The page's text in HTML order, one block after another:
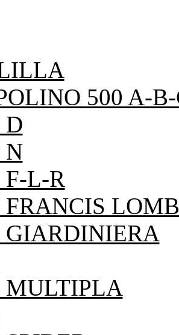
500 A-
D
N
F-L-R
FRANCIS
GIARDINIERA
MULTIPLA